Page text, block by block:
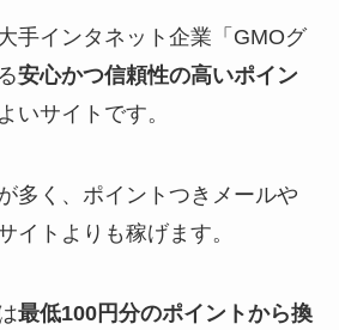
手インタネット企業「GMOグ
安心かつ信頼性の高いポイン
いサイトです。
多く、ポイントつきメールや
イトよりも稼げます。
最低100円分のポイントから換